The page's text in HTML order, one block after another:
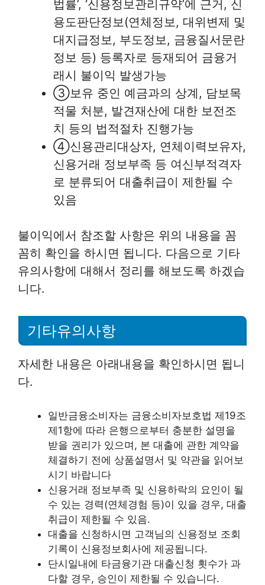
법률’, ‘신용정보관리규약’에 근거, 신
용도판단정보(연체정보, 대위변제 및
대지급정보, 부도정보, 금융질서문란
정보 등) 등록자로 등재되어 금융거
래시 불이익 발생가능
③보유 중인 예금과의 상계, 담보목
적물 처분, 발견재산에 대한 보전조
치 등의 법적절차 진행가능
④신용관리대상자, 연체이력보유자,
신용거래 정보부족 등 여신부적격자
로 분류되어 대출취급이 제한될 수
있음
불이익에서 참조할 사항은 위의 내용을 꼼
꼼히 확인을 하시면 됩니다. 다음으로 기타
유의사항에 대해서 정리를 해보도록 하겠습
니다.
기타유의사항
자세한 내용은 아래내용을 확인하시면 됩니
다.
일반금융소비자는 금융소비자보호법 제19조
제1항에 따라 은행으로부터 충분한 설명을
받을 권리가 있으며, 본 대출에 관한 계약을
체결하기 전에 상품설명서 및 약관을 읽어보
시기 바랍니다
신용거래 정보부족 및 신용하락의 요인이 될
수 있는 경력(연체경험 등)이 있을 경우, 대출
취급이 제한될 수 있음.
대출을 신청하시면 고객님의 신용정보 조회
기록이 신용정보회사에 제공됩니다.
단시일내에 타금융기관 대출신청 횟수가 과
다할 경우, 승인이 제한될 수 있습니다.